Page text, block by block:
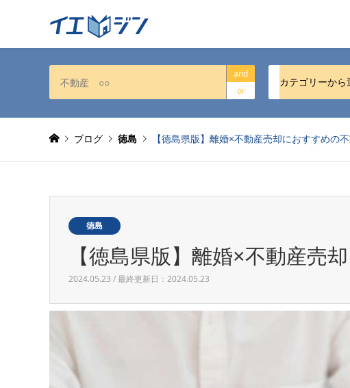
and
or
カテゴリーから
ブログ 徳島 【徳島県版】離婚×不動産売却におすすめの
徳島
【徳島県版】離婚×不動産売
2024.05.23 / 最終更新日：2024.05.23